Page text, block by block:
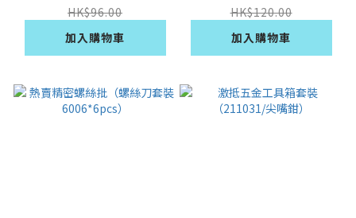
HK$96.00
加入購物車
HK$120.00
加入購物車